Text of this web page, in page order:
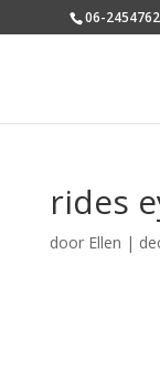
06-
rides
door Ellen |